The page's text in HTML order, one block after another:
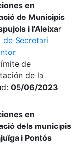
en
de Municipis
i l'Aleixar
de Secretari
de
de la
05/06/2023
en
dels municipis
i Pontós